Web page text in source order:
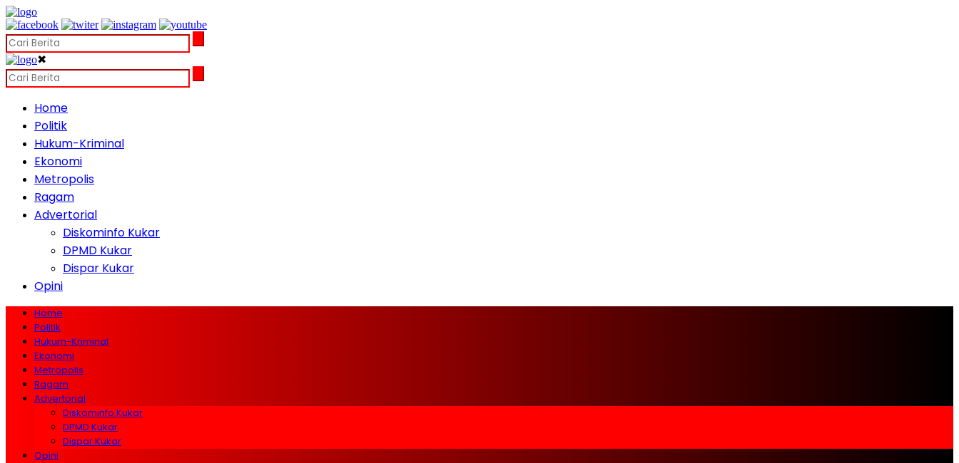
✖
Home
Politik
Hukum-Kriminal
Ekonomi
Metropolis
Ragam
Advertorial
Diskominfo Kukar
DPMD Kukar
Dispar Kukar
Opini
Home
Politik
Hukum-Kriminal
Ekonomi
Metropolis
Ragam
Advertorial
Diskominfo Kukar
DPMD Kukar
Dispar Kukar
Opini